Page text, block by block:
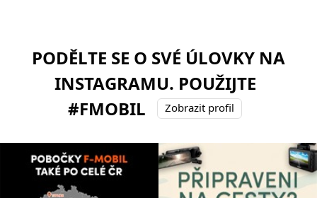
PODĚLTE SE O SVÉ ÚLOVKY NA
INSTAGRAMU. POUŽIJTE
#FMOBIL
Zobrazit profil